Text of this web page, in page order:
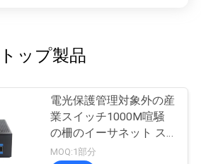
トップ製品
電光保護管理対象外の産
業スイッチ1000M喧騒
の柵のイーサネット ス
イッチ
MOQ:1部分